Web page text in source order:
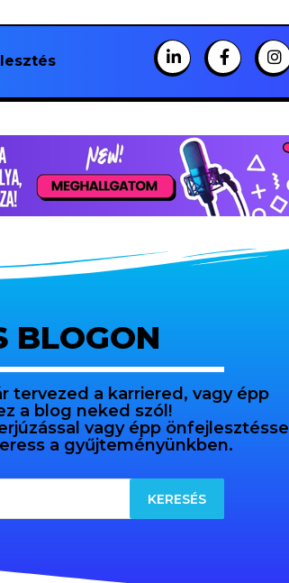
BLOGON
tervezed a karriered, vagy épp
a blog neked szól!
vagy épp önfejlesztéssel
a gyűjteményünkben.